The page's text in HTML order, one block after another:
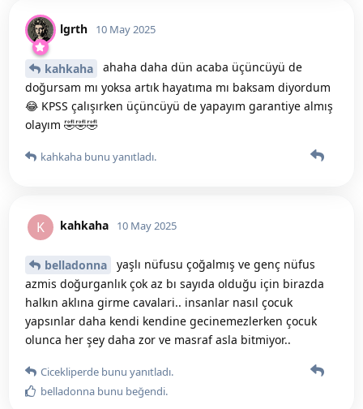
lgrth 10 May 2025
kahkaha
ahaha daha dün acaba üçüncüyü de
doğursam mı yoksa artık hayatıma mı baksam diyordum
😂 KPSS çalışırken üçüncüyü de yapayım garantiye almış
olayım 🤣🤣🤣
kahkaha bunu yanıtladı.
K kahkaha 10 May 2025
belladonna
yaşlı nüfusu çoğalmış ve genç nüfus
azmis doğurganlık çok az bı sayıda olduğu için birazda
halkın aklına girme cavalari.. insanlar nasıl çocuk
yapsınlar daha kendi kendine gecinemezlerken çocuk
olunca her şey daha zor ve masraf asla bitmiyor..
Cicekliperde bunu yanıtladı.
belladonna bunu beğendi.